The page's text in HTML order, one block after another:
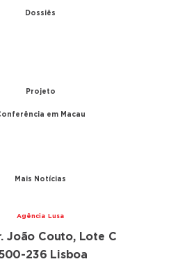
Dossiês
Projeto
em Macau
Mais Notícias
Agência Lusa
João Couto, Lote C
236 Lisboa